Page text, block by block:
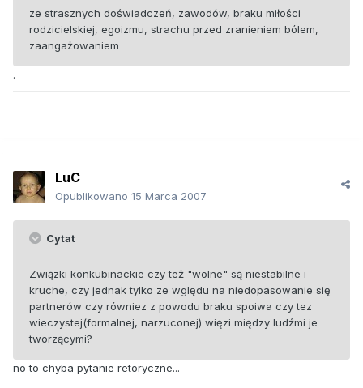
ze strasznych doświadczeń, zawodów, braku miłości
rodzicielskiej, egoizmu, strachu przed zranieniem bólem,
zaangażowaniem
.
LuC
Opublikowano 15 Marca 2007
Cytat
Związki konkubinackie czy też "wolne" są niestabilne i
kruche, czy jednak tylko ze wględu na niedopasowanie się
partnerów czy równiez z powodu braku spoiwa czy tez
wieczystej(formalnej, narzuconej) więzi między ludźmi je
tworzącymi?
no to chyba pytanie retoryczne...